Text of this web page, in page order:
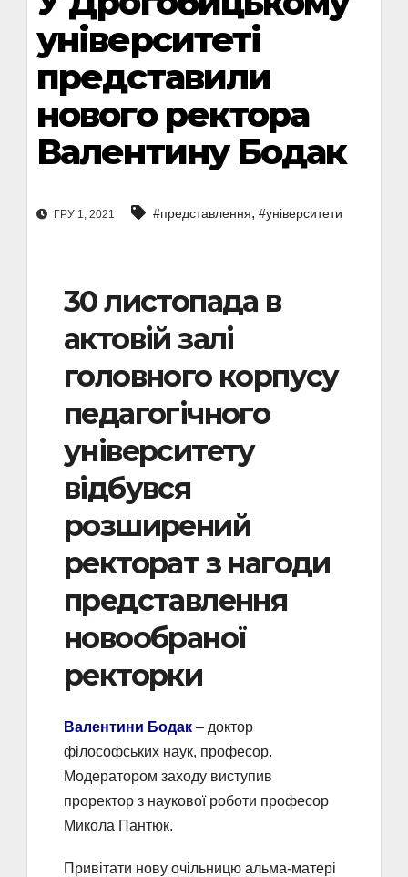
університеті
представили
нового ректора
Валентину Бодак
ГРУ 1, 2021 #представлення, #університети
30 листопада в
актовій залі
головного корпусу
педагогічного
університету
відбувся
розширений
ректорат з нагоди
представлення
новообраної
ректорки
Валентини Бодак – доктор
філософських наук, професор.
Модератором заходу виступив
проректор з наукової роботи професор
Микола Пантюк.
Привітати нову очільницю альма-матері